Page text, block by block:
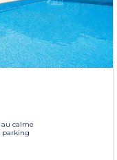
au calme
parking